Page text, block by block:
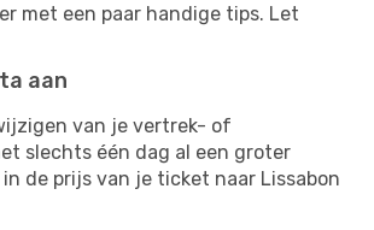
met een paar handige tips. Let
aan
van je vertrek- of
slechts één dag al een groter
de prijs van je ticket naar Lissabon